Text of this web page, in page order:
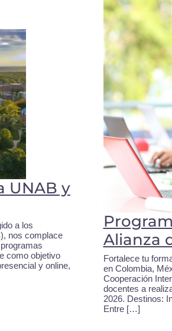
UNAB y
a los
nos complace
como objetivo
y online,
Alianza
Fortalece tu
en Colombia,
Cooperación
docentes a
2026. Destinos:
Entre […]